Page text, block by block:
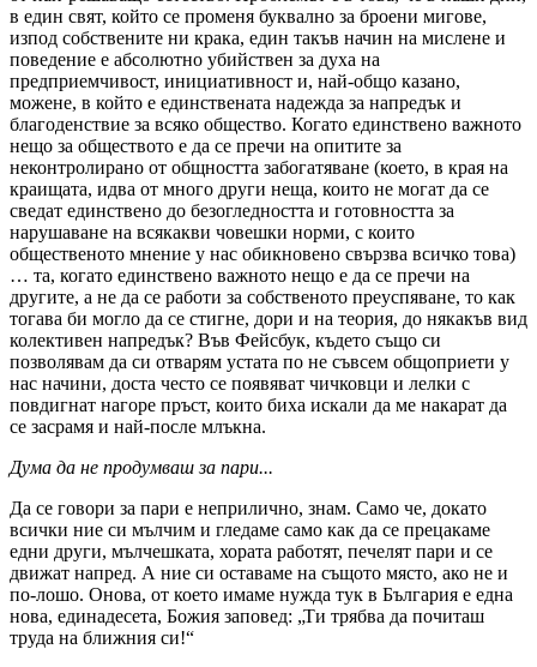
в един свят, който се променя буквално за броени мигове,
изпод собствените ни крака, един такъв начин на мислене и
поведение е абсолютно убийствен за духа на
предприемчивост, инициативност и, най-общо казано,
можене, в който е единствената надежда за напредък и
благоденствие за всяко общество. Когато единствено важното
нещо за обществото е да се пречи на опитите за
неконтролирано от общността забогатяване (което, в края на
краищата, идва от много други неща, които не могат да се
сведат единствено до безогледността и готовността за
нарушаване на всякакви човешки норми, с които
общественото мнение у нас обикновено свързва всичко това)
… та, когато единствено важното нещо е да се пречи на
другите, а не да се работи за собственото преуспяване, то как
тогава би могло да се стигне, дори и на теория, до някакъв вид
колективен напредък? Във Фейсбук, където също си
позволявам да си отварям устата по не съвсем общоприети у
нас начини, доста често се появяват чичковци и лелки с
повдигнат нагоре пръст, които биха искали да ме накарат да
се засрамя и най-после млъкна.
Дума да не продумваш за пари...
Да се говори за пари е неприлично, знам. Само че, докато
всички ние си мълчим и гледаме само как да се прецакаме
едни други, мълчешката, хората работят, печелят пари и се
движат напред. А ние си оставаме на същото място, ако не и
по-лошо. Онова, от което имаме нужда тук в България е една
нова, единадесета, Божия заповед: „Ти трябва да почиташ
труда на ближния си!“